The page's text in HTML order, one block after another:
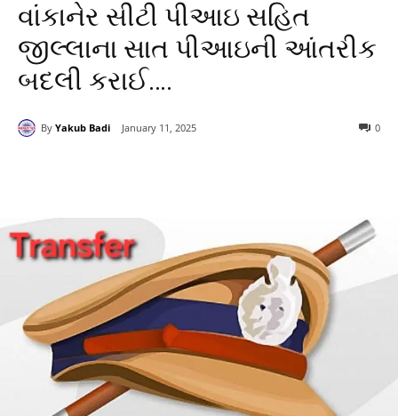
વાંકાનેર સીટી પીઆઇ સહિત
જીલ્લાના સાત પીઆઇની આંતરીક
બદલી કરાઈ….
By Yakub Badi January 11, 2025 0